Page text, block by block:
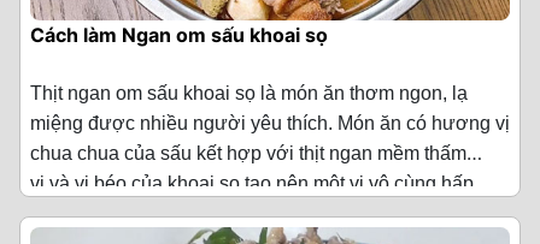
Cách làm Ngan om sấu khoai sọ
Thịt ngan om sấu khoai sọ là món ăn thơm ngon, lạ
miệng được nhiều người yêu thích. Món ăn có hương vị
chua chua của sấu kết hợp với thịt ngan mềm thấm
vị và vị béo của khoai sọ tạo nên một vị vô cùng hấp
dẫn.
Còn gì tuyệt vời hơn vào những ngày trời lạnh mà có
ngay món thịt ngan om sấu khoai sọ thơm ngon để